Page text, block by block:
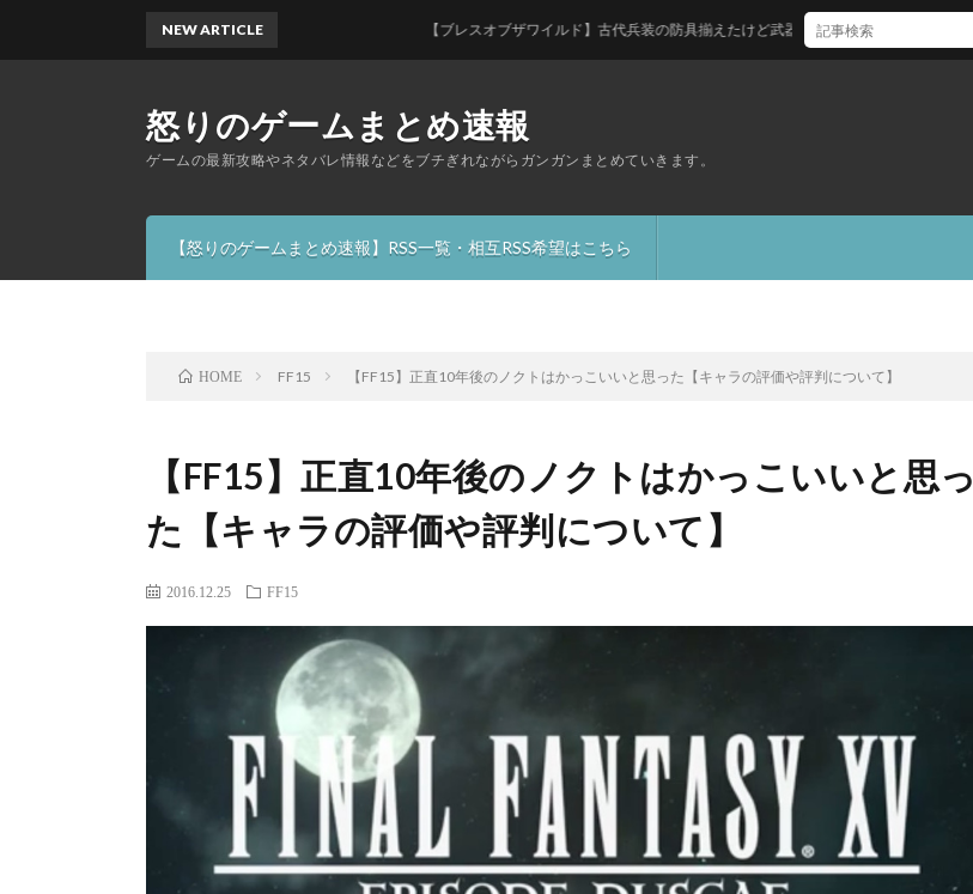
怒りのゲームまとめ速報
ゲームの最新攻略やネタバレ情報などをブチぎれながらガンガンまとめていきます。
【怒りのゲームまとめ速報】RSS一覧・相互RSS希望はこちら
NEW ARTICLE 【ブレスオブザワイルド】古代兵装の防具揃えたけど武器はどれ買えばいい？
HOME FF15 【FF15】正直10年後のノクトはかっこいいと思った【キャラの評価や評判について】
【FF15】正直10年後のノクトはかっこいいと思っ
た【キャラの評価や評判について】
2016.12.25 FF15